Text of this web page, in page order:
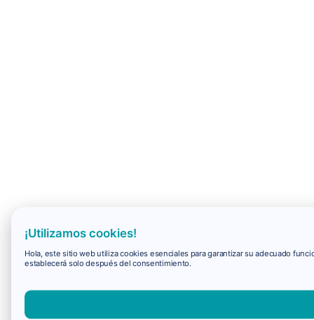
¡Utilizamos cookies!
Hola, este sitio web utiliza cookies esenciales para garantizar su adecuado
establecerá solo después del consentimiento.